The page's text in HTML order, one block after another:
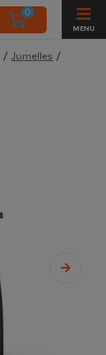
0
MENU
/ Jumelles /